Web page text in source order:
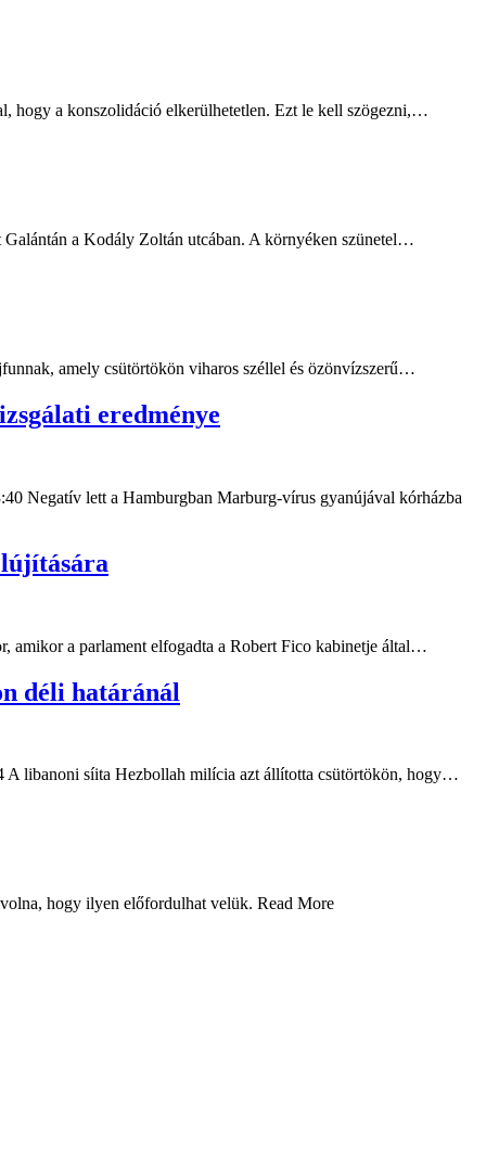
hogy a konszolidáció elkerülhetetlen. Ezt le kell szögezni,…
a Kodály Zoltán utcában. A környéken szünetel…
amely csütörtökön viharos széllel és özönvízszerű…
eredménye
Negatív lett a Hamburgban Marburg-vírus gyanújával kórházba
amikor a parlament elfogadta a Robert Fico kabinetje által…
déli határánál
A libanoni síita Hezbollah milícia azt állította csütörtökön, hogy…
hogy ilyen előfordulhat velük. Read More